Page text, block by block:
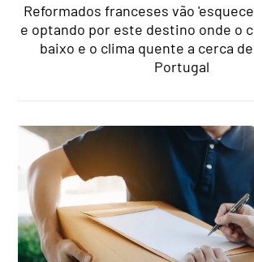
Reformados franceses vão
e optando por este destino onde o
baixo e o clima quente a cerca
Portugal